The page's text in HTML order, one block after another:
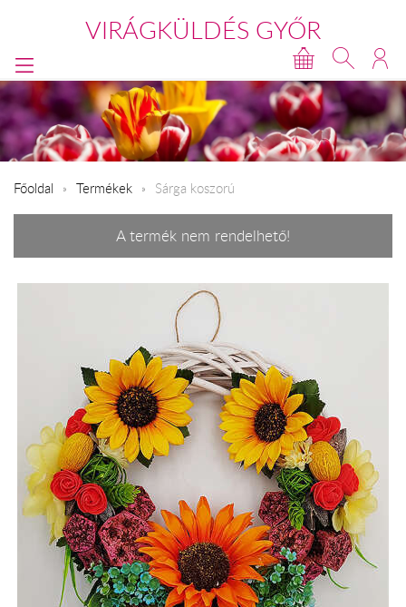
VIRÁGKÜLDÉS GYŐR
Főoldal Termékek Sárga koszorú
A termék nem rendelhető!